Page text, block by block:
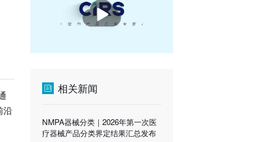
沿
播
放
相关新闻
NMPA器械分类｜2026年第一次医
疗器械产品分类界定结果汇总发布